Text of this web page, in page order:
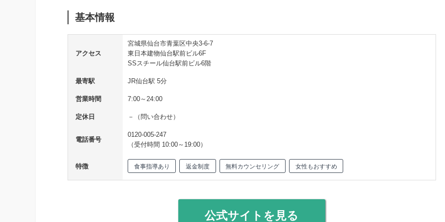
基本情報
アクセス
宮城県仙台市青葉区中央3-6-7
東日本建物仙台駅前ビル6F
SSスチール仙台駅前ビル6階
最寄駅 JR仙台駅 5分
営業時間 7:00～24:00
定休日 －（問い合わせ）
電話番号
0120-005-247
（受付時間 10:00～19:00）
特徴 食事指導あり 返金制度 無料カウンセリング 女性もおすすめ
公式サイトを見る